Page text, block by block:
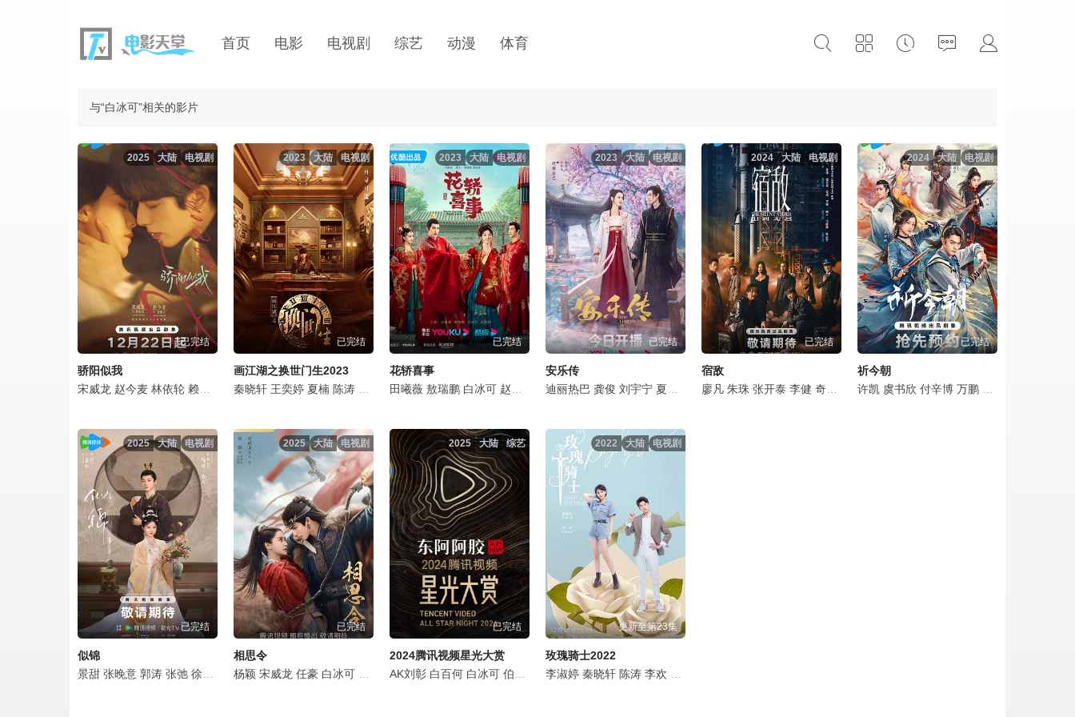
首页 电影 电视剧 综艺 动漫 体育
与“白冰可”相关的影片
电视剧
大陆
2025
已完结
骄阳似我
宋威龙 赵今麦 林依轮 赖伟明 白冰可 范诗然 吴启华 孔令美 陈思佚 古子成 韩昊霖 赵昕 周添宇 仇赫 秦晓轩 陈涛 童蕾 修庆 章呈赫 金巧巧 王德顺
电视剧
大陆
2023
已完结
画江湖之换世门生2023
秦晓轩 王奕婷 夏楠 陈涛 李淑婷 龙水婷 白冰可
电视剧
大陆
2023
已完结
花轿喜事
田曦薇 敖瑞鹏 白冰可 赵顺然 丁一一 战宇 涓子 普超英 李雅男 张洋 权沛伦 张婉芳 王佳璇 赵慕颜
电视剧
大陆
2023
已完结
安乐传
迪丽热巴 龚俊 刘宇宁 夏楠 裴子添 陈涛 李淑婷 王奕婷 龙水婷 尚新月 秦晓轩 白冰可 宗峰岩
电视剧
大陆
2024
已完结
宿敌
廖凡 朱珠 张开泰 李健 奇道 马渝捷 张志坚 杨子 石文中 白冰可
电视剧
大陆
2024
已完结
祈今朝
许凯 虞书欣 付辛博 万鹏
电视剧
大陆
2025
已完结
似锦
景甜 张晚意 郭涛 张弛 徐好 白冰可 马苏 黄奕 章呈赫 吴冕 戴春荣 曹斐然 崔航 赵昕 岳旸 管栎 刘亭作 嘉泽 天爱 夏娃
电视剧
大陆
2025
已完结
相思令
杨颖 宋威龙 任豪 白冰可 王奕婷 陈涛 陈晨 秦晓轩 李淑婷 龙水婷 吴逸伽 颜安 陈仟钰
综艺
大陆
2025
已完结
2024腾讯视频星光大赏
AK刘彰 白百何 白冰可 伯远 陈都灵
电视剧
大陆
2022
更新至第23集
玫瑰骑士2022
李淑婷 秦晓轩 陈涛 李欢